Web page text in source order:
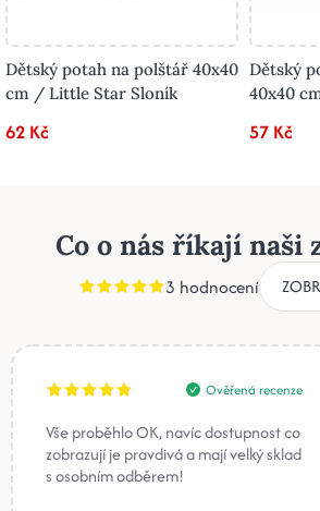
Dětský potah na polštář 40x40
cm / Little Star Sloník
62 Kč
Dětský
40x40
57 Kč
Co o nás říkají naši
3 hodnocení
Ověřená recenze
Vše proběhlo OK, navíc dostupnost co
zobrazují je pravdivá a mají velký sklad
s osobním odběrem!